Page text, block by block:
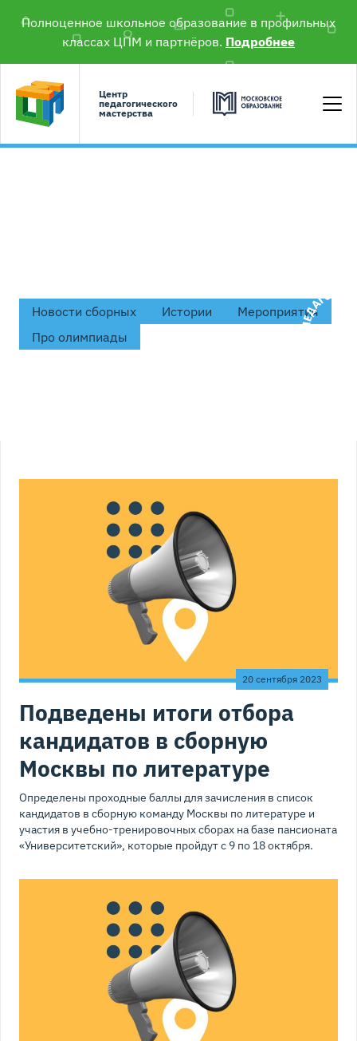
Полноценное школьное образование в профильных
классах ЦПМ и партнёров. Подробнее
Центр
педагогического
мастерства
Новости сборных Истории
Мероприятия
Про олимпиады
20 сентября 2023
Подведены итоги отбора
кандидатов в сборную
Москвы по литературе
Определены проходные баллы для зачисления в список
кандидатов в сборную команду Москвы по литературе и
участия в учебно-тренировочных сборах на базе пансионата
«Университетский», которые пройдут с 9 по 18 октября.